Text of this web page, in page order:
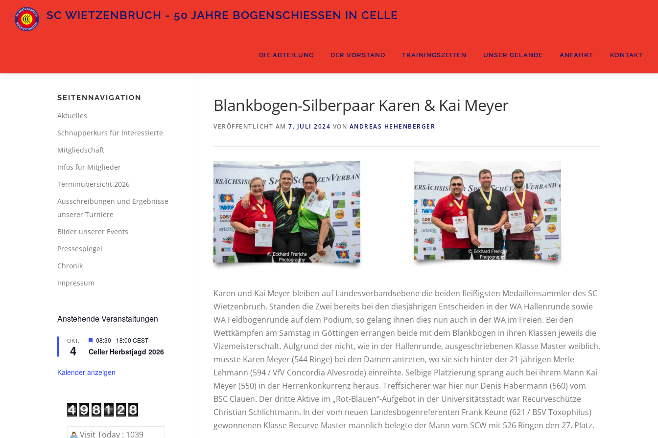
Inhalt
springen
SC WIETZENBRUCH - 50 JAHRE BOGENSCHIESSEN IN CELLE
DIE ABTEILUNG DER VORSTAND TRAININGSZEITEN UNSER GELÄNDE ANFAHRT KONTAKT
Blankbogen-Silberpaar Karen & Kai Meyer
VERÖFFENTLICHT AM 7. JULI 2024 VON ANDREAS HEHENBERGER
Karen und Kai Meyer bleiben auf Landesverbandsebene die beiden fleißigsten Medaillensammler des SC
Wietzenbruch. Standen die Zwei bereits bei den diesjährigen Entscheiden in der WA Hallenrunde sowie
WA Feldbogenrunde auf dem Podium, so gelang ihnen dies nun auch in der WA im Freien. Bei den
Wettkämpfen am Samstag in Göttingen errangen beide mit dem Blankbogen in ihren Klassen jeweils die
Vizemeisterschaft. Aufgrund der nicht, wie in der Hallenrunde, ausgeschriebenen Klasse Master weiblich,
musste Karen Meyer (544 Ringe) bei den Damen antreten, wo sie sich hinter der 21-jährigen Merle
Lehmann (594 / VfV Concordia Alvesrode) einreihte. Selbige Platzierung sprang auch bei ihrem Mann Kai
Meyer (550) in der Herrenkonkurrenz heraus. Treffsicherer war hier nur Denis Habermann (560) vom
BSC Clauen. Der dritte Aktive im „Rot-Blauen“-Aufgebot in der Universitätsstadt war Recurveschütze
Christian Schlichtmann. In der vom neuen Landesbogenreferenten Frank Keune (621 / BSV Toxophilus)
gewonnenen Klasse Recurve Master männlich belegte der Mann vom SCW mit 526 Ringen den 27. Platz.
SEITENNAVIGATION
Aktuelles
Schnupperkurs für Interessierte
Mitgliedschaft
Infos für Mitglieder
Terminübersicht 2026
Ausschreibungen und Ergebnisse
unserer Turniere
Bilder unserer Events
Pressespiegel
Chronik
Impressum
Anstehende Veranstaltungen
OKT.
4
Hervorgehoben
08:30 - 18:00 CEST
Celler Herbstjagd 2026
Kalender anzeigen
Visit Today : 1039